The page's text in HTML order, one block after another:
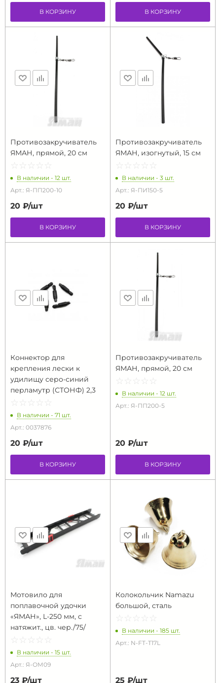
В КОРЗИНУ В КОРЗИНУ
Противозакручиватель
ЯМАН, прямой, 20 см
☆ ☆ ☆ ☆ ☆
★ ★ ★ ★ ★
В наличии - 12 шт.
Арт.: Я-ПП200-10
20 ₽/шт
В КОРЗИНУ
Противозакручиватель
ЯМАН, изогнутый, 15 см
☆ ☆ ☆ ☆ ☆
★ ★ ★ ★ ★
В наличии - 3 шт.
Арт.: Я-ПИ150-5
20 ₽/шт
В КОРЗИНУ
Коннектор для
крепления лески к
удилищу серо-синий
перламутр (СТОНФ) 2,3
☆ ☆ ☆ ☆ ☆
★ ★ ★ ★ ★
В наличии - 71 шт.
Арт.: 0037876
20 ₽/шт
В КОРЗИНУ
Противозакручиватель
ЯМАН, прямой, 20 см
☆ ☆ ☆ ☆ ☆
★ ★ ★ ★ ★
В наличии - 12 шт.
Арт.: Я-ПП200-5
20 ₽/шт
В КОРЗИНУ
Мотовило для
поплавочной удочки
«ЯМАН», L-250 мм, с
натяжит., цв. чер./75/
☆ ☆ ☆ ☆ ☆
★ ★ ★ ★ ★
В наличии - 15 шт.
Арт.: Я-ОМ09
23 ₽/шт
Колокольчик Namazu
большой, сталь
☆ ☆ ☆ ☆ ☆
★ ★ ★ ★ ★
В наличии - 185 шт.
Арт.: N-FT-T17L
25 ₽/шт